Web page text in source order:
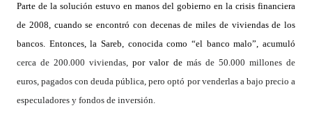
Parte de la solución estuvo en manos del gobierno en la crisis financiera
de 2008, cuando se encontró con decenas de miles de viviendas de los
bancos. Entonces, la Sareb, conocida como “el banco malo”, acumuló
cerca de 200.000 viviendas,por valor de más de 50.000 millones de
euros, pagados con deuda pública, pero optó por venderlas a bajo precio a
especuladores y fondos de inversión.